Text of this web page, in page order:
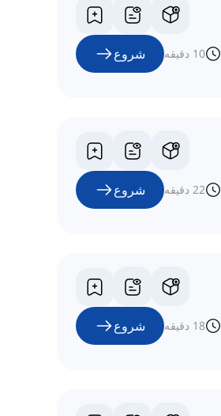
10 دقیقه شروع
22 دقیقه شروع
18 دقیقه شروع